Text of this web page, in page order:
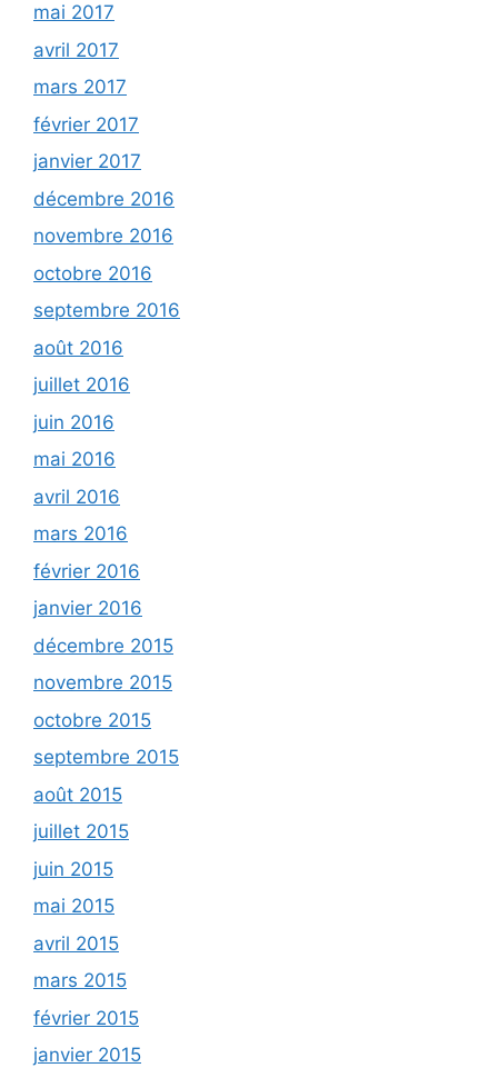
mai 2017
avril 2017
mars 2017
février 2017
janvier 2017
décembre 2016
novembre 2016
octobre 2016
septembre 2016
août 2016
juillet 2016
juin 2016
mai 2016
avril 2016
mars 2016
février 2016
janvier 2016
décembre 2015
novembre 2015
octobre 2015
septembre 2015
août 2015
juillet 2015
juin 2015
mai 2015
avril 2015
mars 2015
février 2015
janvier 2015